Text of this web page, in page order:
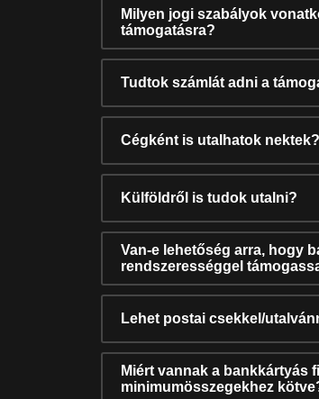
Milyen jogi szabályok
támogatásra?
Tudtok számlát adni a
Cégként is utalhatok nektek?
Külföldről is tudok utalni?
Van-e lehetőség arra, hogy
rendszerességgel
Lehet postai csekkel/
Miért vannak a bankkártyás
minimumösszegekhez